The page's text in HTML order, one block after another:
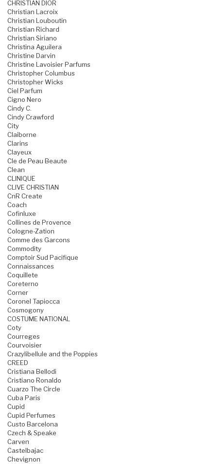
CHRISTIAN DIOR
Christian Lacroix
Christian Louboutin
Christian Richard
Christian Siriano
Christina Aguilera
Christine Darvin
Christine Lavoisier Parfums
Christopher Columbus
Christopher Wicks
Ciel Parfum
Cigno Nero
Cindy C.
Cindy Crawford
City
Claiborne
Clarins
Clayeux
Cle de Peau Beaute
Clean
CLINIQUE
CLIVE CHRISTIAN
CnR Create
Coach
Cofinluxe
Collines de Provence
Cologne-Zation
Comme des Garcons
Commodity
Comptoir Sud Pacifique
Connaissances
Coquillete
Coreterno
Corner
Coronel Tapiocca
Cosmogony
COSTUME NATIONAL
Coty
Courreges
Courvoisier
Crazylibellule and the Poppies
CREED
Cristiana Bellodi
Cristiano Ronaldo
Cuarzo The Circle
Cuba Paris
Cupid
Cupid Perfumes
Custo Barcelona
Czech & Speake
Carven
Castelbajac
Chevignon